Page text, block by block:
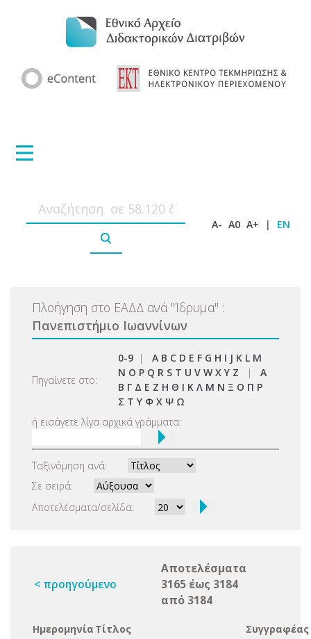
A- A0 A+ | EN
Πλοήγηση στο ΕΑΔΔ ανά "Ίδρυμα" :
Πανεπιστήμιο Ιωαννίνων
Πηγαίνετε στο:
0-9 | A B C D E F G H I J K L M
N O P Q R S T U V W X Y Z | Α
Β Γ Δ Ε Ζ Η Θ Ι Κ Λ Μ Ν Ξ Ο Π Ρ
Σ Τ Υ Φ Χ Ψ Ω
ή εισάγετε λίγα αρχικά γράμματα:
Ταξινόμηση ανά:
Σε σειρά:
Αποτελέσματα/σελίδα:
< προηγούμενο
Αποτελέσματα
3165 έως 3184
από 3184
Ημερομηνία Τίτλος Συγγραφέας